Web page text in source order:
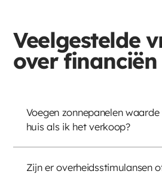
Veelgestelde
over financiën
Voegen zonnepanelen
huis als ik het verkoop?
Zijn er overheidsstimulansen